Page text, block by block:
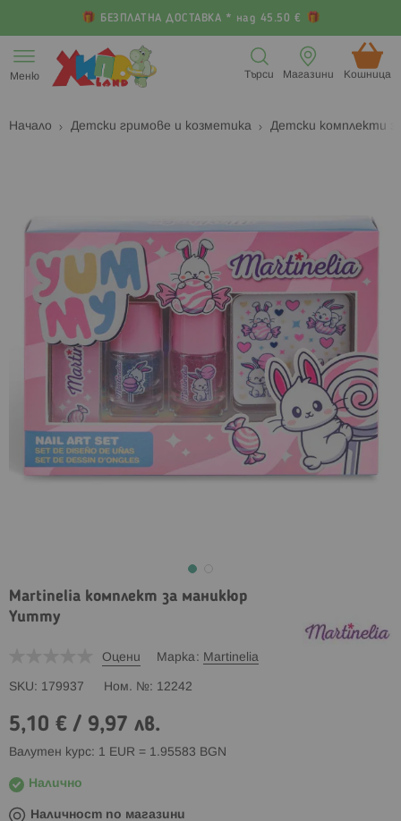
БЕЗПЛАТНА ДОСТАВКА * над 45.50 €
към
съдържанието
Меню Кошница (
Магазини
Търси
Начало Детски гримове и козметика Детски комплекти
галерията
изображенията
Martinelia комплект за маникюр
Yummy
Оцени Марка Martinelia
SKU 179937 Ном. № 12242
5,10 € / 9,97 лв.
Валутен курс: 1 EUR = 1.95583 BGN
Налично
Наличност по магазини